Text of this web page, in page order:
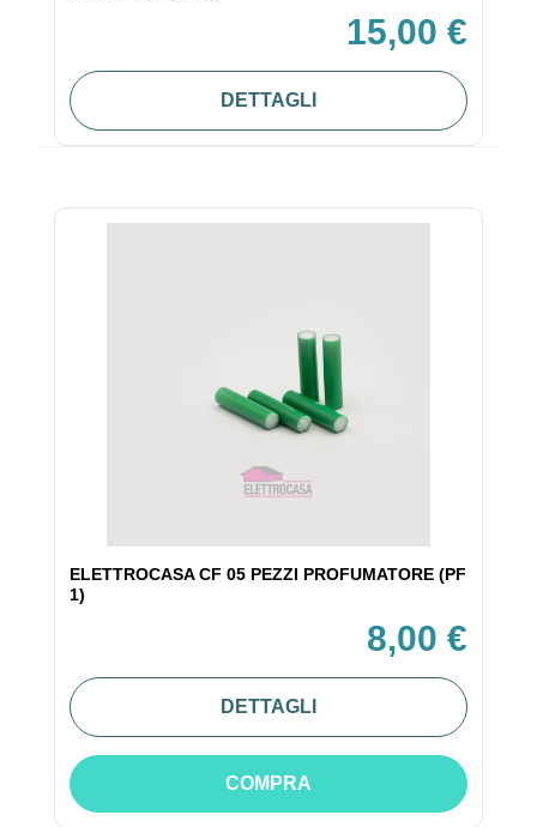
15,00 €
DETTAGLI
ELETTROCASA CF 05 PEZZI PROFUMATORE (PF
1)
8,00 €
DETTAGLI
COMPRA